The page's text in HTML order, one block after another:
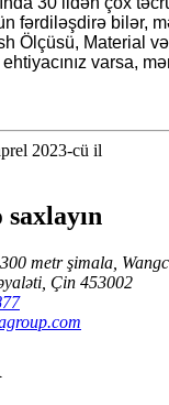
fərdiləşdirə bilər,
Ölçüsü, Material və
varsa,
2023-cü il
metr şimala,
Çin 453002